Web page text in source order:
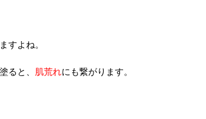
すよね。
ると、 肌荒れにも繋がります。